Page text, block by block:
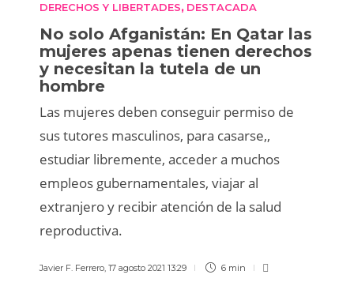
DERECHOS Y LIBERTADES, DESTACADA
No solo Afganistán: En Qatar las
mujeres apenas tienen derechos
y necesitan la tutela de un
hombre
Las mujeres deben conseguir permiso de
sus tutores masculinos, para casarse,,
estudiar libremente, acceder a muchos
empleos gubernamentales, viajar al
extranjero y recibir atención de la salud
reproductiva.
Javier F. Ferrero, 17 agosto 2021 13:29 6 min